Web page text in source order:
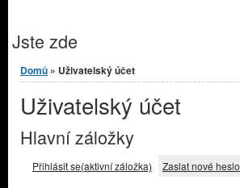
Jste zde
Domů » Uživatelský účet
Uživatelský účet
Hlavní záložky
Přihlásit se(aktivní záložka) Zaslat nové heslo